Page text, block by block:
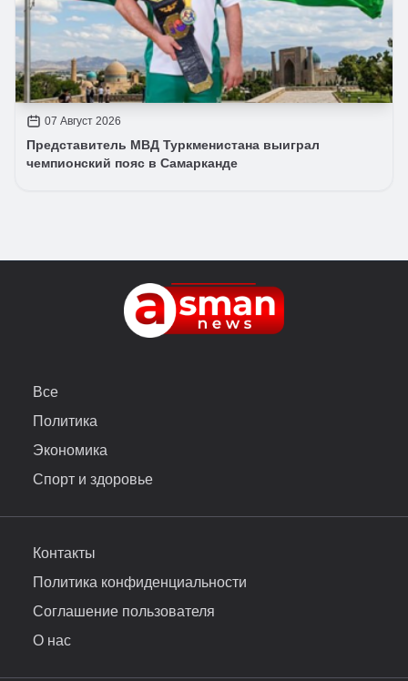
07 Август 2026
Представитель МВД Туркменистана выиграл
чемпионский пояс в Самарканде
Все
Политика
Экономика
Спорт и здоровье
Контакты
Политика конфиденциальности
Соглашение пользователя
О нас